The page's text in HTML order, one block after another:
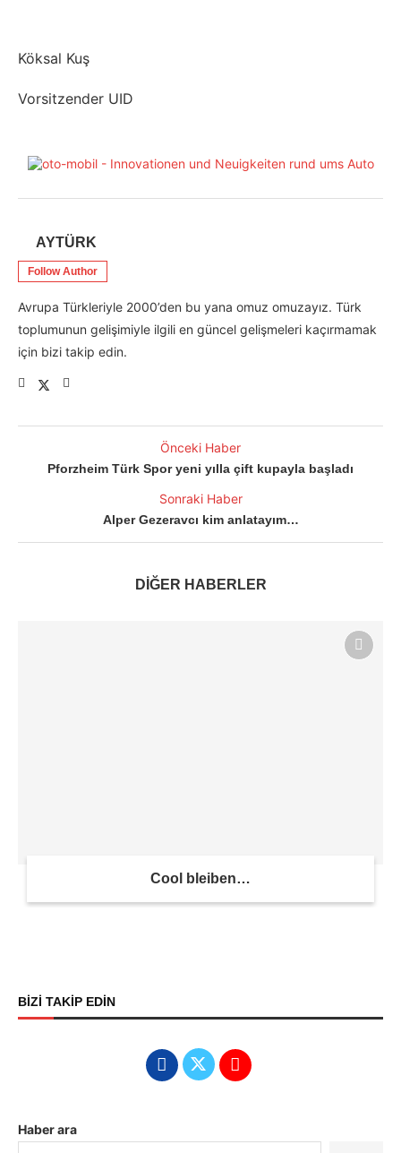
Köksal Kuş
Vorsitzender UID
AYTÜRK
Follow Author
Avrupa Türkleriyle 2000’den bu yana omuz omuzayız. Türk
toplumunun gelişimiyle ilgili en güncel gelişmeleri kaçırmamak
için bizi takip edin.
Önceki Haber
Pforzheim Türk Spor yeni yılla çift kupayla başladı
Sonraki Haber
Alper Gezeravcı kim anlatayım…
DİĞER HABERLER
Cool bleiben…
BİZİ TAKİP EDİN
Haber ara